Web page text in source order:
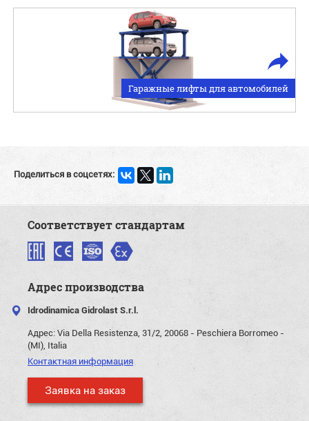
Гаражные лифты для автомобилей
Поделиться в соцсетях:
Соответствует стандартам
Адрес производства
Idrodinamica Gidrolast S.r.l.
Адрес:Via Della Resistenza, 31/2, 20068 - Peschiera Borromeo -
(MI), Italia
Контактная информация
Заявка на заказ